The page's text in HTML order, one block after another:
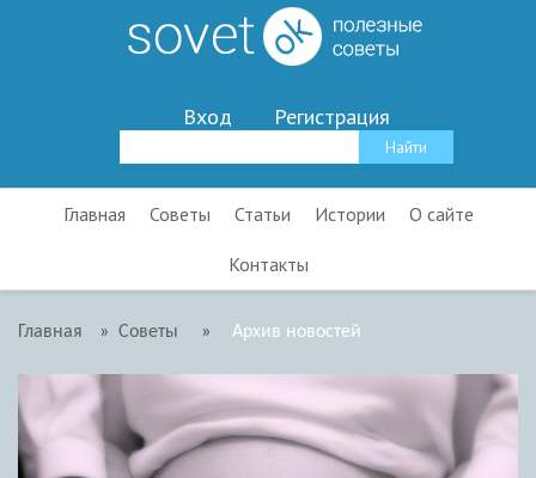
Вход Регистрация
Главная Советы Статьи Истории О сайте
Контакты
Главная » Советы » Архив новостей